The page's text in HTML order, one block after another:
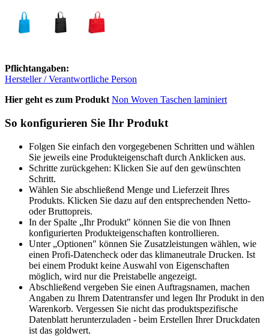
Pflichtangaben:
Hersteller / Verantwortliche Person
Hier geht es zum Produkt Non Woven Taschen laminiert
So konfigurieren Sie Ihr Produkt
Folgen Sie einfach den vorgegebenen Schritten und wählen
Sie jeweils eine Produkteigenschaft durch Anklicken aus.
Schritte zurückgehen: Klicken Sie auf den gewünschten
Schritt.
Wählen Sie abschließend Menge und Lieferzeit Ihres
Produkts. Klicken Sie dazu auf den entsprechenden Netto-
oder Bruttopreis.
In der Spalte „Ihr Produkt" können Sie die von Ihnen
konfigurierten Produkteigenschaften kontrollieren.
Unter „Optionen" können Sie Zusatzleistungen wählen, wie
einen Profi-Datencheck oder das klimaneutrale Drucken. Ist
bei einem Produkt keine Auswahl von Eigenschaften
möglich, wird nur die Preistabelle angezeigt.
Abschließend vergeben Sie einen Auftragsnamen, machen
Angaben zu Ihrem Datentransfer und legen Ihr Produkt in den
Warenkorb. Vergessen Sie nicht das produktspezifische
Datenblatt herunterzuladen - beim Erstellen Ihrer Druckdaten
ist das goldwert.